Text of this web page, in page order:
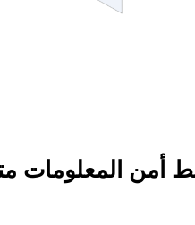
أمن المعلومات